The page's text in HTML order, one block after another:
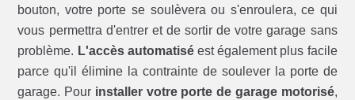
bouton, votre porte se soulèvera ou s'enroulera, ce qui
vous permettra d'entrer et de sortir de votre garage sans
problème. L'accès automatiséest également plus facile
parce qu'il élimine la contrainte de soulever la porte de
garage. Pour installer votre porte de garage motorisé,